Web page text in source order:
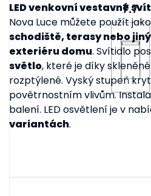
LED venkovní vestavné
Nova Luce můžete použít
schodiště, terasy nebo
exteriéru domu. Svítidlo
světlo, které je díky
rozptýlené. Vyský stupeň
povětrnostním vlivům.
balení. LED osvětlení je v
variantách.